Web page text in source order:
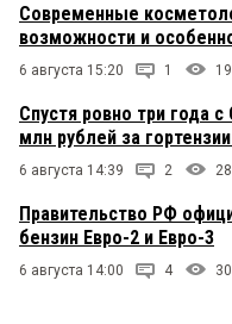
Современные
возможности и
6 августа 15:20 1
Спустя ровно три года
млн рублей за
6 августа 14:39 2
Правительство РФ
бензин Евро-2 и Евро-3
6 августа 14:00 4